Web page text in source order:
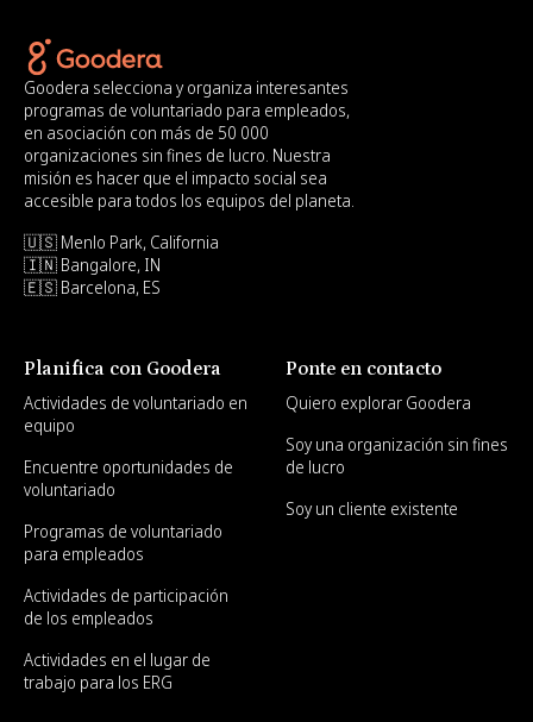
Goodera selecciona y organiza interesantes
programas de voluntariado para empleados,
en asociación con más de 50 000
organizaciones sin fines de lucro. Nuestra
misión es hacer que el impacto social sea
accesible para todos los equipos del planeta.
🇺🇸 Menlo Park, California
🇮🇳 Bangalore, IN
🇪🇸 Barcelona, ES
Planifica con Goodera
Actividades de voluntariado en
equipo
Encuentre oportunidades de
voluntariado
Programas de voluntariado
para empleados
Actividades de participación
de los empleados
Actividades en el lugar de
trabajo para los ERG
Ponte en contacto
Quiero explorar Goodera
Soy una organización sin fines
de lucro
Soy un cliente existente